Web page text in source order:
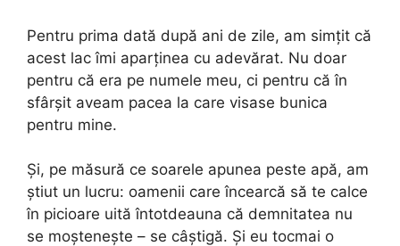
Pentru prima dată după ani de zile, am simțit că
acest lac îmi aparținea cu adevărat. Nu doar
pentru că era pe numele meu, ci pentru că în
sfârșit aveam pacea la care visase bunica
pentru mine.
Și, pe măsură ce soarele apunea peste apă, am
știut un lucru: oamenii care încearcă să te calce
în picioare uită întotdeauna că demnitatea nu
se moștenește – se câștigă. Și eu tocmai o